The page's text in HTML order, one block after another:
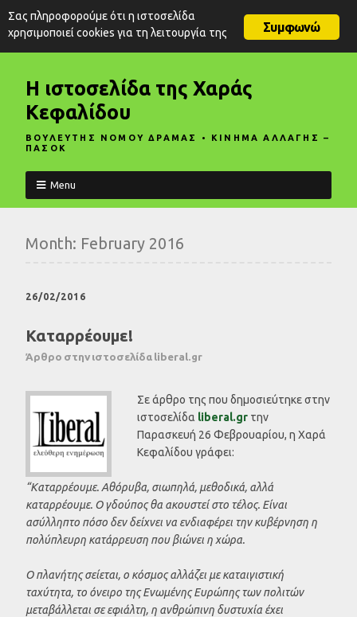
Η ιστοσελίδα της Χαράς
Κεφαλίδου
ΒΟΥΛΕΥΤΗΣ ΝΟΜΟΥ ΔΡΑΜΑΣ • ΚΙΝΗΜΑ ΑΛΛΑΓΗΣ –
ΠΑΣΟΚ
Menu
Month: February 2016
26/02/2016
Καταρρέουμε!
Άρθρο στην ιστοσελίδα liberal.gr
Σε άρθρο της που δημοσιεύτηκε στην
ιστοσελίδα liberal.gr την
Παρασκευή 26 Φεβρουαρίου, η Χαρά
Κεφαλίδου γράφει:
“Καταρρέουμε. Αθόρυβα, σιωπηλά, μεθοδικά, αλλά
καταρρέουμε. Ο γδούπος θα ακουστεί στο τέλος. Είναι
ασύλληπτο πόσο δεν δείχνει να ενδιαφέρει την κυβέρνηση η
πολύπλευρη κατάρρευση που βιώνει η χώρα.
Ο πλανήτης σείεται, ο κόσμος αλλάζει με καταιγιστική
ταχύτητα, το όνειρο της Ενωμένης Ευρώπης των πολιτών
μεταβάλλεται σε εφιάλτη, η ανθρώπινη δυστυχία έχει
Συμφωνώ
Σας πληροφορούμε ότι η ιστοσελίδα
χρησιμοποιεί cookies για τη λειτουργία της